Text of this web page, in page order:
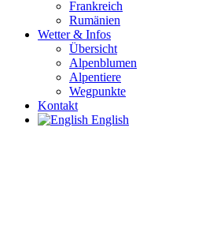
Frankreich
Rumänien
Wetter & Infos
Übersicht
Alpenblumen
Alpentiere
Wegpunkte
Kontakt
English